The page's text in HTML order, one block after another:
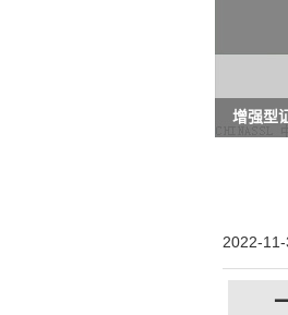
HTTPS
2022-